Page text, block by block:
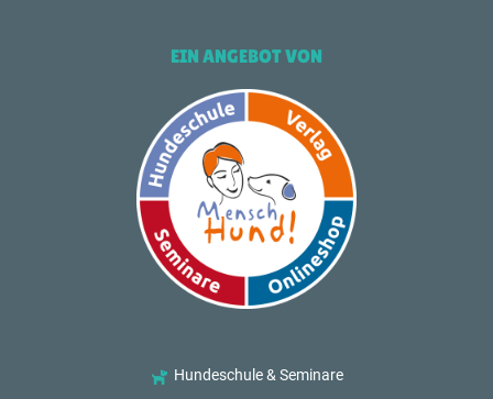
EIN ANGEBOT VON
Hundeschule & Seminare